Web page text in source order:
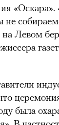
Левом
была